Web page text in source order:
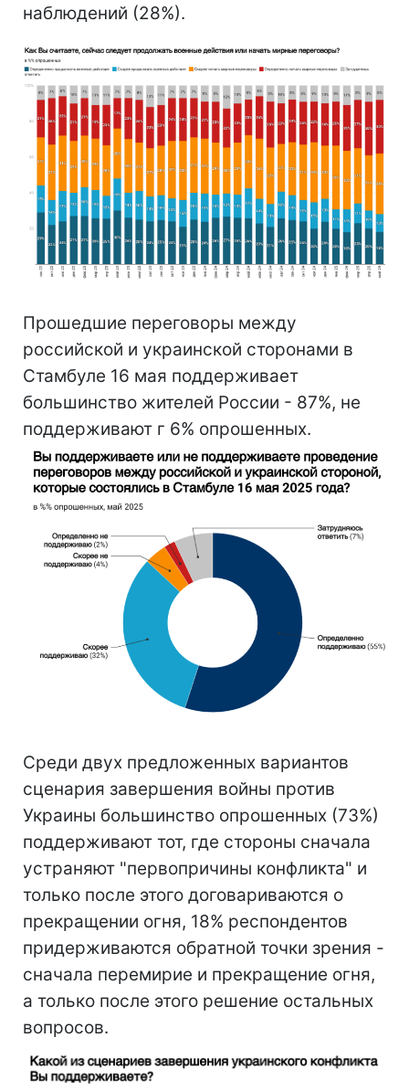
наблюдений (28%).
Прошедшие переговоры между
российской и украинской сторонами в
Стамбуле 16 мая поддерживает
большинство жителей России - 87%, не
поддерживают г 6% опрошенных.
Среди двух предложенных вариантов
сценария завершения войны против
Украины большинство опрошенных (73%)
поддерживают тот, где стороны сначала
устраняют "первопричины конфликта" и
только после этого договариваются о
прекращении огня, 18% респондентов
придерживаются обратной точки зрения -
сначала перемирие и прекращение огня,
а только после этого решение остальных
вопросов.